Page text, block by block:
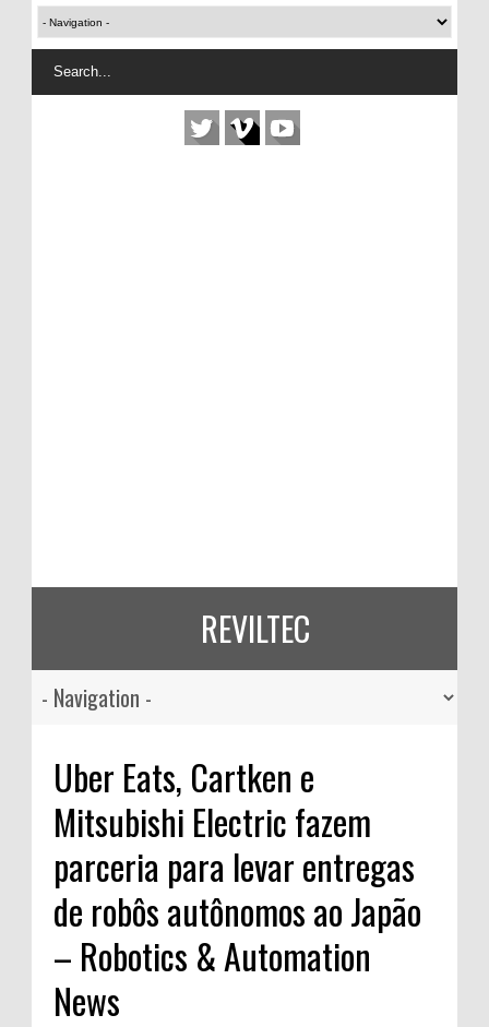
REVILTEC
Uber Eats, Cartken e
Mitsubishi Electric fazem
parceria para levar entregas
de robôs autônomos ao Japão
– Robotics & Automation
News